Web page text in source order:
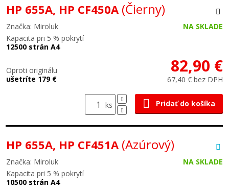
HP 655A, HP CF450A (Čierny)
Značka: Miroluk
NA SKLADE
Kapacita pri 5 % pokrytí
12500 strán A4
Oproti originálu
ušetríte 179 €
82,90 €
67,40 € bez DPH
ks Pridať do košíka
HP 655A, HP CF451A (Azúrový)
Značka: Miroluk
NA SKLADE
Kapacita pri 5 % pokrytí
10500 strán A4